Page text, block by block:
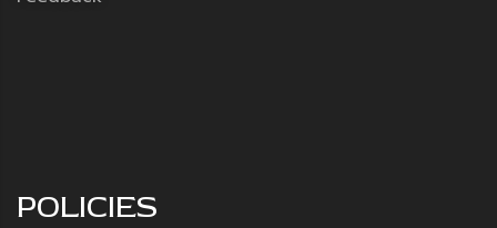
POLICIES